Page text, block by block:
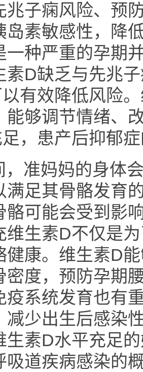
兆子痫风险、预
岛素敏感性，降
一种严重的孕期
素D缺乏与先兆
有效降低风险
能够调节情绪、
，患产后抑郁
，准妈妈的身体
满足其骨骼发育
骼可能会受到影
维生素D不仅是
健康。维生素D
密度，预防孕期
疫系统发育也有
减少出生后感染
生素D水平充足
吸道疾病感染的